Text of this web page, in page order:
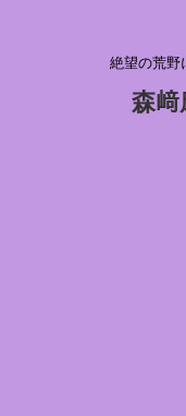
絶望の荒野
森﨑